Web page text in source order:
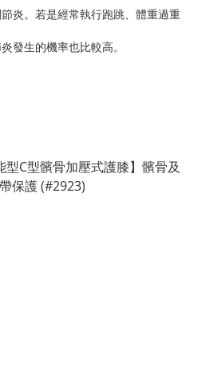
炎。若是經常執行跑跳、體重過重
發生的機率也比較高。